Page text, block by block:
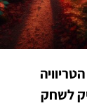
לשחק